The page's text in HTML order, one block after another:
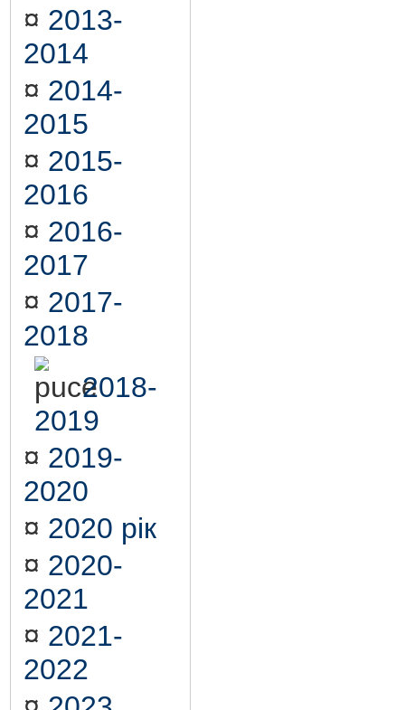
¤ 2013-
2014
¤ 2014-
2015
¤ 2015-
2016
¤ 2016-
2017
¤ 2017-
2018
2018-
2019
¤ 2019-
2020
¤ 2020 рік
¤ 2020-
2021
¤ 2021-
2022